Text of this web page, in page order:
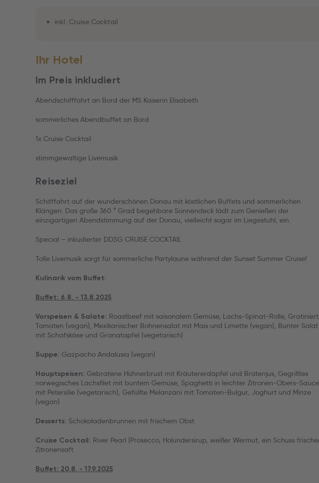
inkl. Cruise Cocktail
Ihr Hotel
Im Preis inkludiert
Abendschifffahrt an Bord der MS Kaiserin Elisabeth
sommerliches Abendbuffet an Bord
1x Cruise Cocktail
stimmgewaltige Livemusik
Reiseziel
Schifffahrt auf der wunderschönen Donau mit köstlichen Buffets und sommerlichen
Klängen. Das große 360 ° Grad begehbare Sonnendeck lädt zum Genießen der
einzigartigen Abendstimmung auf der Donau, vielleicht sogar im Liegestuhl, ein.
Special – inkudierter DDSG CRUISE COCKTAIL
Tolle Livemusik sorgt für sommerliche Partylaune während der Sunset Summer Cruise!
Kulinarik vom Buffet:
Buffet: 6.8. - 13.8.2025
Vorspeisen & Salate: Roastbeef mit saisonalem Gemüse, Lachs-Spinat-Rolle,
Tomaten (vegan), Mexikanischer Bohnensalat mit Mais und Limette (vegan), Bunter Salat
mit Schafskäse und Granatapfel (vegetarisch)
Suppe: Gazpacho Andalusia (vegan)
Hauptspeisen: Gebratene Hühnerbrust mit Kräutererdäpfel und Bratenjus, Gegrilltes
norwegisches Lachsfilet mit buntem Gemüse, Spaghetti in leichter Zitronen-Obers-Sauce
mit Petersilie (vegetarisch), Gefüllte Melanzani mit Tomaten-Bulgur, Joghurt und Minze
(vegan)
Desserts: Schokoladenbrunnen mit frischem Obst
Cruise Cocktail: River Pearl (Prosecco, Holundersirup, weißer Wermut, ein Schuss
Zitronensaft
Buffet: 20.8. - 17.9.2025